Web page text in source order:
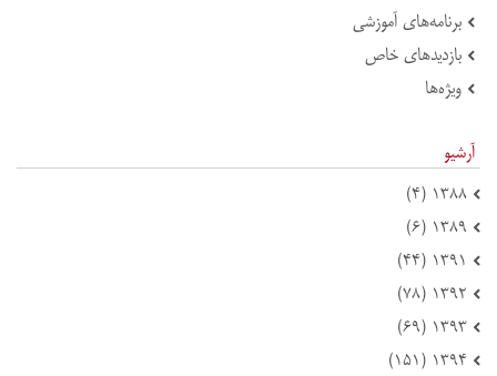
برنامه‌های آموزشی
بازدید‌های خاص
ویژه‌ها
آرشیو
۱۳۸۸ (۴)
۱۳۸۹ (۶)
۱۳۹۱ (۴۴)
۱۳۹۲ (۷۸)
۱۳۹۳ (۶۹)
۱۳۹۴ (۱۵۱)